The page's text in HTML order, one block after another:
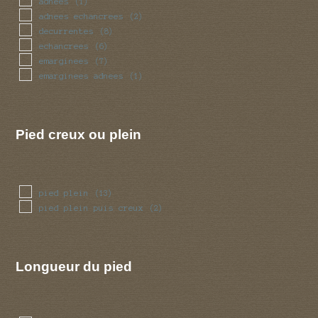
(2)
adnees echancrees (2)
decurrentes (8)
echancrees (6)
emarginees (7)
emarginees adnees (1)
Pied creux ou plein
pied plein (13)
pied plein puis creux (2)
Longueur du pied